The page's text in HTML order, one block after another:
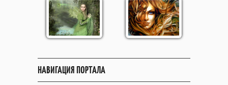
НАВИГАЦИЯ ПОРТАЛА